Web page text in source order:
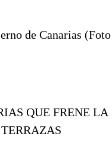
de Canarias (Foto
QUE FRENE LA